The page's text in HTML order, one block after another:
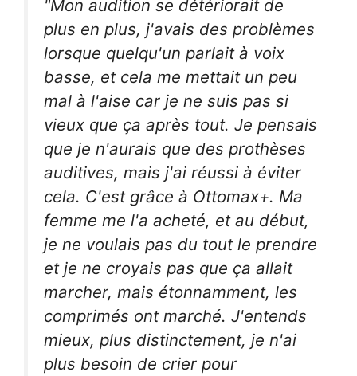
"Mon audition se détériorait de
plus en plus, j'avais des problèmes
lorsque quelqu'un parlait à voix
basse, et cela me mettait un peu
mal à l'aise car je ne suis pas si
vieux que ça après tout. Je pensais
que je n'aurais que des prothèses
auditives, mais j'ai réussi à éviter
cela. C'est grâce à Ottomax+. Ma
femme me l'a acheté, et au début,
je ne voulais pas du tout le prendre
et je ne croyais pas que ça allait
marcher, mais étonnamment, les
comprimés ont marché. J'entends
mieux, plus distinctement, je n'ai
plus besoin de crier pour